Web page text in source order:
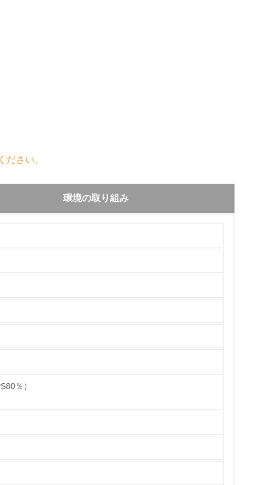
さい。
環境の取り組み
％）